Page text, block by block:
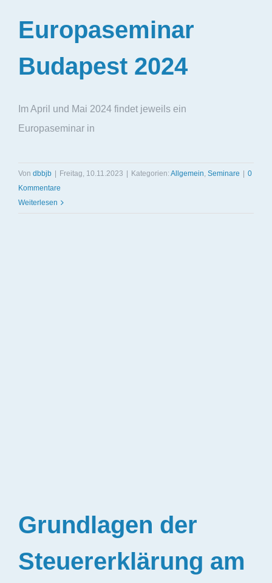
Europaseminar
Budapest 2024
Im April und Mai 2024 findet jeweils ein
Europaseminar in
Von dbbjb | Freitag, 10.11.2023 | Kategorien: Allgemein Seminare | 0
Kommentare
Weiterlesen
Grundlagen der
Steuererklärung am